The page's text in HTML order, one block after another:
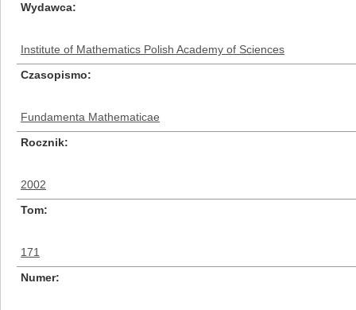
Wydawca
Institute of Mathematics Polish Academy of Sciences
Czasopismo
Fundamenta Mathematicae
Rocznik
2002
Tom
171
Numer